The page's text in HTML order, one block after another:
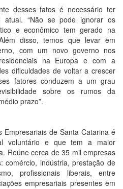
desses fatos é necessário ter
atual. “Não se pode ignorar os
e econômico tem gerado na
disso, temos que levar em
com um novo governo nos
na Europa e com a
dificuldades de voltar a crescer
fatores conduzem a um grau
sobre os rumos da
prazo”.
Empresariais de Santa Catarina é
voluntário e que tem a maior
Reúne cerca de 35 mil empresas
comércio, indústria, prestação de
profissionais liberais, entre
empresariais presentes em